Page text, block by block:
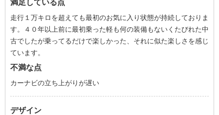
満足している点
走行１万キロを超えても最初のお気に入り状態が持続しておりま
す。４０年以上前に最初乗った軽も何の装備もないくたびれた中
古でしたが乗ってるだけで楽しかった、それに似た楽しさを感じ
ています。
不満な点
カーナビの立ち上がりが遅い
デザイン